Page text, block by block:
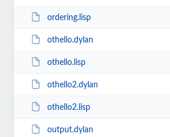
ordering.lisp
othello.dylan
othello.lisp
othello2.dylan
othello2.lisp
output.dylan